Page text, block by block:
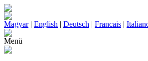
Magyar| English | Deutsch | Francais |
Menü